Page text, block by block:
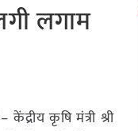
लगाम
केंद्रीय कृषि मंत्री श्री